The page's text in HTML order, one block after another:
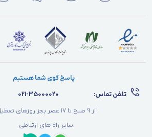
پاسخ گوی شما هستیم
تلفن تماس:
021-35000020
از 9 صبح تا 17 عصر بجز روزهای تعطیل
سایر راه های ارتباطی